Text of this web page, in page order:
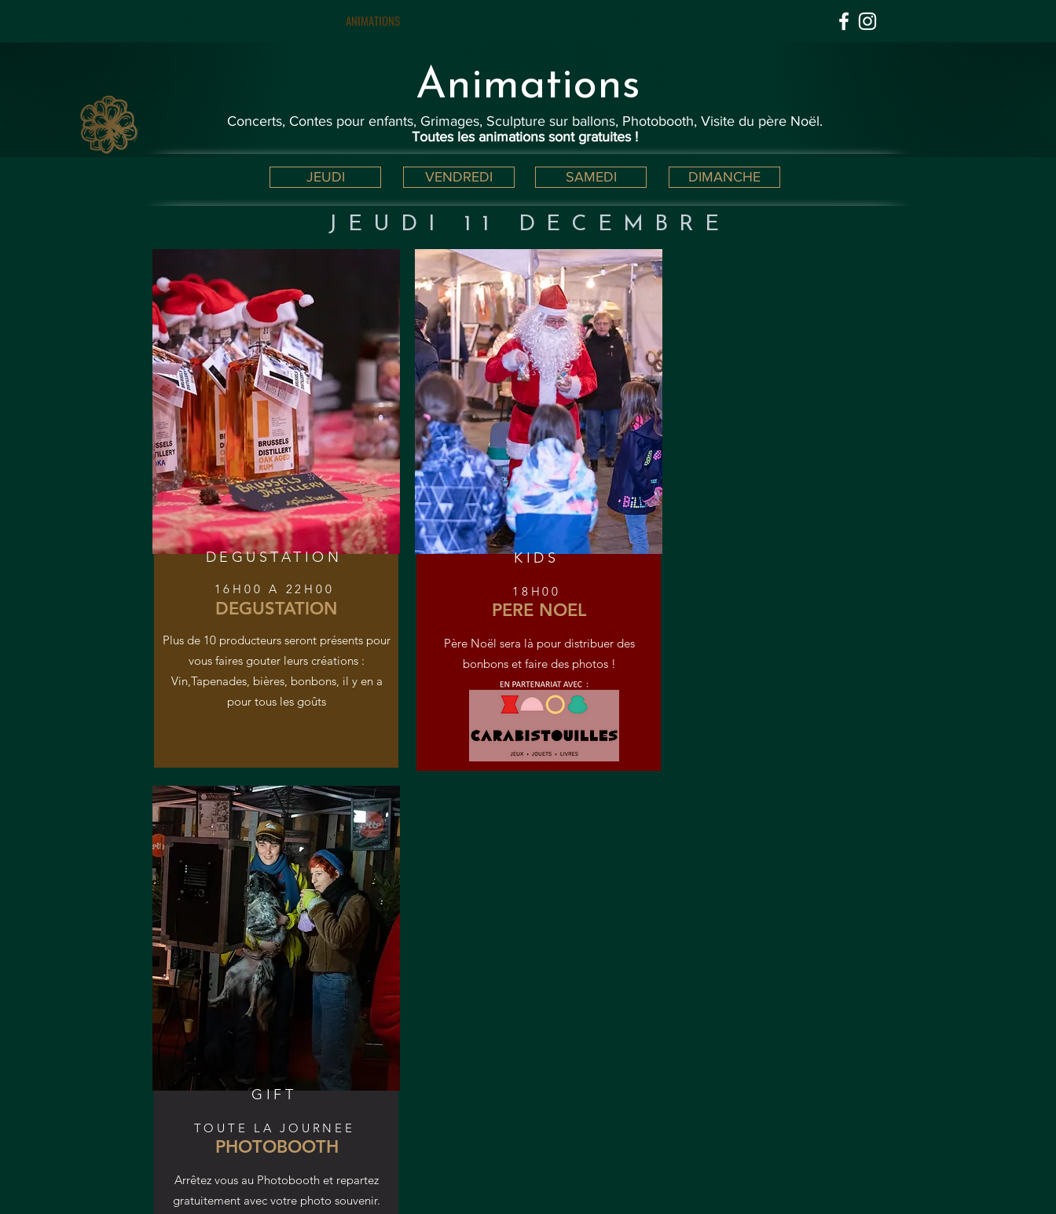
ANIMATIONS
Animations
Concerts, Contes pour enfants, Grimages, Sculpture sur ballons, Photobooth, Visite du père Noël.
Toutes les animations sont gratuites !
JEUDI VENDREDI SAMEDI DIMANCHE
JEUDI 11 DECEMBRE
DEGUSTATION
DEGUSTATION
16H00 A 22H00
Plus de 10 producteurs seront présents pour
vous faires gouter leurs créations :
Vin,Tapenades, bières, bonbons, il y en a
pour tous les goûts
GIFT
PHOTOBOOTH
TOUTE LA JOURNEE
Arrêtez vous au Photobooth et repartez
gratuitement avec votre photo souvenir.
KIDS
PERE NOEL
18H00
Père Noël sera là pour distribuer des
bonbons et faire des photos !